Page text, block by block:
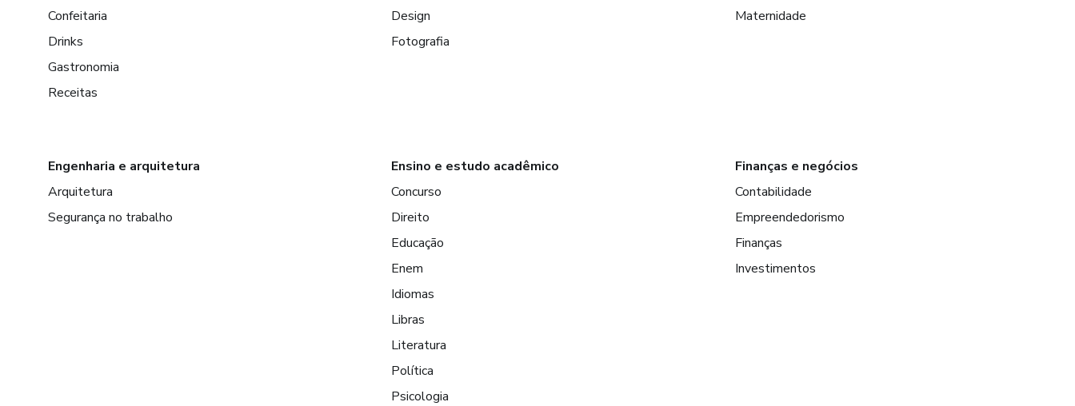
Confeitaria
Drinks
Gastronomia
Receitas
Design
Fotografia
Maternidade
Engenharia e arquitetura
Arquitetura
Segurança no trabalho
Ensino e estudo acadêmico
Concurso
Direito
Educação
Enem
Idiomas
Libras
Literatura
Política
Psicologia
Finanças e negócios
Contabilidade
Empreendedorismo
Finanças
Investimentos